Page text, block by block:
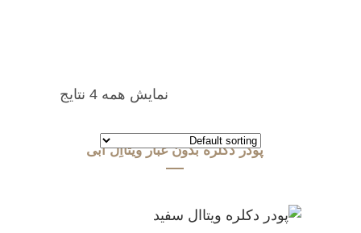
نمایش همه 4 نتایج
پودر دکلره بدون غبار ویتااِل آبی